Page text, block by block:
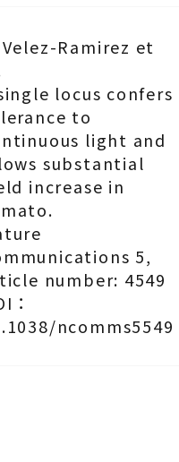
Ramirez et
locus confers
to
light and
substantial
increase in
5,
number: 4549
：
ncomms5549